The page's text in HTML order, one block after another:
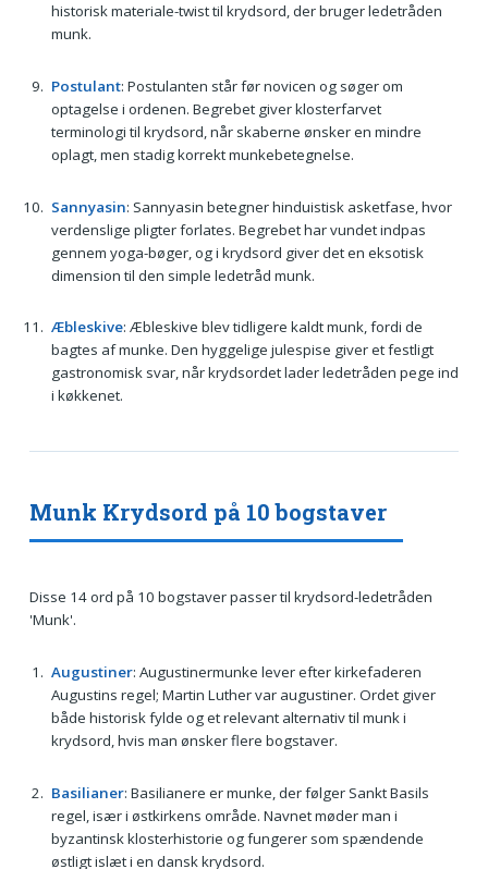
historisk materiale-twist til krydsord, der bruger ledetråden
munk.
Postulant: Postulanten står før novicen og søger om
optagelse i ordenen. Begrebet giver klosterfarvet
terminologi til krydsord, når skaberne ønsker en mindre
oplagt, men stadig korrekt munkebetegnelse.
Sannyasin: Sannyasin betegner hinduistisk asketfase, hvor
verdenslige pligter forlates. Begrebet har vundet indpas
gennem yoga-bøger, og i krydsord giver det en eksotisk
dimension til den simple ledetråd munk.
Æbleskive: Æbleskive blev tidligere kaldt munk, fordi de
bagtes af munke. Den hyggelige julespise giver et festligt
gastronomisk svar, når krydsordet lader ledetråden pege ind
i køkkenet.
Munk Krydsord på 10 bogstaver
Disse 14 ord på 10 bogstaver passer til krydsord-ledetråden
'Munk'.
Augustiner: Augustinermunke lever efter kirkefaderen
Augustins regel; Martin Luther var augustiner. Ordet giver
både historisk fylde og et relevant alternativ til munk i
krydsord, hvis man ønsker flere bogstaver.
Basilianer: Basilianere er munke, der følger Sankt Basils
regel, især i østkirkens område. Navnet møder man i
byzantinsk klosterhistorie og fungerer som spændende
østligt islæt i en dansk krydsord.